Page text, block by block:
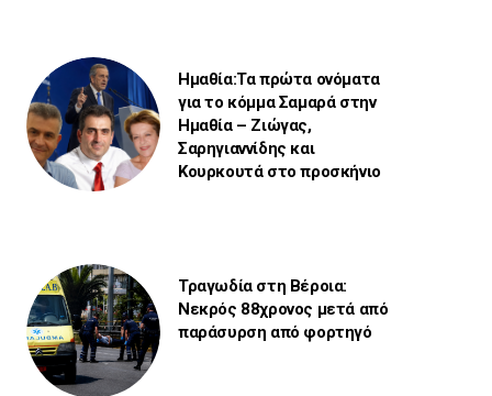
Ημαθία:Τα πρώτα ονόματα
για το κόμμα Σαμαρά στην
Ημαθία – Ζιώγας,
Σαρηγιαννίδης και
Κουρκουτά στο προσκήνιο
Τραγωδία στη Βέροια:
Νεκρός 88χρονος μετά από
παράσυρση από φορτηγό